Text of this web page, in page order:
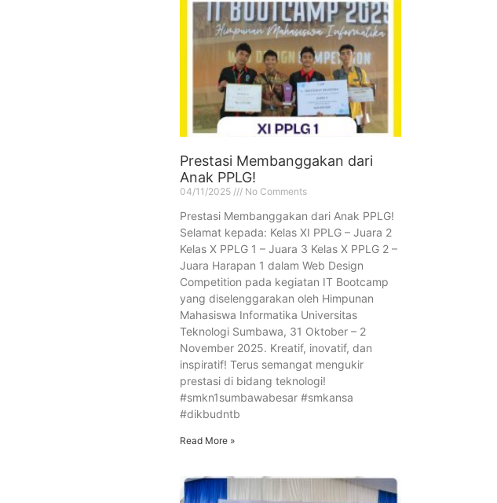
Prestasi Membanggakan dari
Anak PPLG!
04/11/2025 No Comments
Prestasi Membanggakan dari Anak PPLG!
Selamat kepada: Kelas XI PPLG – Juara 2
Kelas X PPLG 1 – Juara 3 Kelas X PPLG 2 –
Juara Harapan 1 dalam Web Design
Competition pada kegiatan IT Bootcamp
yang diselenggarakan oleh Himpunan
Mahasiswa Informatika Universitas
Teknologi Sumbawa, 31 Oktober – 2
November 2025. Kreatif, inovatif, dan
inspiratif! Terus semangat mengukir
prestasi di bidang teknologi!
#smkn1sumbawabesar #smkansa
#dikbudntb
Read More »